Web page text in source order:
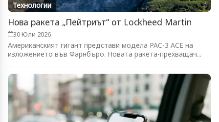
Технологии
Нова ракета „Пейтриът“ от Lockheed Martin
30 Юли 2026
Американският гигант представи модела PAC-3 ACE на
изложението във Фарнбъро. Новата ракета-прехващач...